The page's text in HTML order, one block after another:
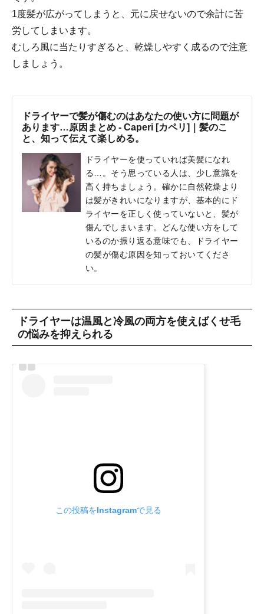
1度髪が広がってしまうと、元に戻せないので余計に苦
労してしまいます。
むしろ風に当たりすぎると、乾燥しやすく成るので注意
しましょう。
ドライヤーで髪が傷むのはあなたの使い方に問題が
あります…原因まとめ - Caperi [カペリ]｜髪のこ
と、知って伝えて楽しめる。
ドライヤーを使っていれば美髪になれ
る…。そう思っている人は、少し意識を
高く持ちましょう。確かに自然乾燥より
は髪がきれいになりますが、基本的にド
ライヤーを正しく使っていないと、髪が
傷んでしまいます。どんな使い方をして
いるのか振り返る意味でも、ドライヤー
の髪が傷む原因を知っておいてくださ
い。
ドライヤーは温風と冷風の両方を使えばくせ毛
の悩みを抑えられる
この投稿をInstagramで見る